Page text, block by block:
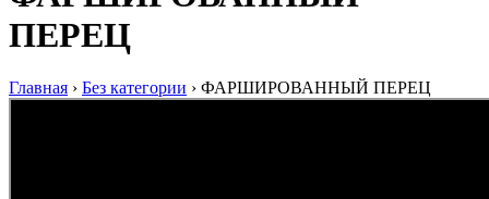
ПЕРЕЦ
Главная › Без категории › ФАРШИРОВАННЫЙ ПЕРЕЦ